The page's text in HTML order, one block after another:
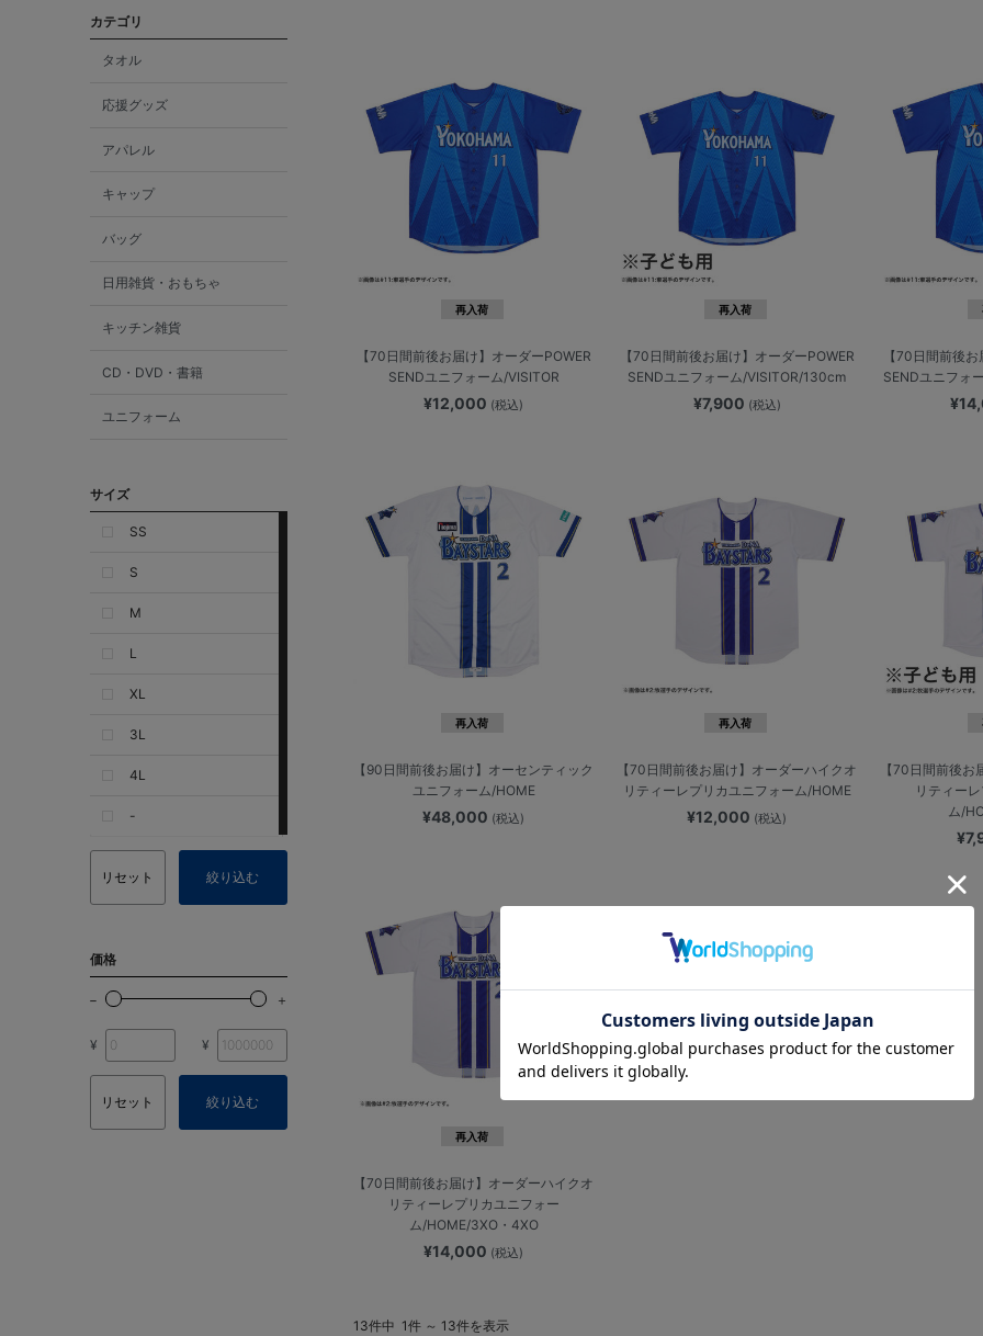
カテゴリ
タオル
応援グッズ
アパレル
キャップ
バッグ
日用雑貨・おもちゃ
キッチン雑貨
CD・DVD・書籍
ユニフォーム
サイズ
SS
S
M
L
XL
3L
4L
-
リセット 絞り込む
価格
¥ ¥
リセット 絞り込む
再入荷
【70日間前後お届け】オーダーPOWER
SENDユニフォーム/VISITOR
¥12,000 (税込)
再入荷
【70日間前後お届け】オーダーPOWER
SENDユニフォーム/VISITOR/130cm
¥7,900 (税込)
【70日間前後
SENDユニフォ
再入荷
【90日間前後お届け】オーセンティック
ユニフォーム/HOME
¥48,000 (税込)
再入荷
【70日間前後お届け】オーダーハイクオ
リティーレプリカユニフォーム/HOME
¥12,000 (税込)
【70日間前後
リティー
ム/
再入荷
【70日間前後お届け】オーダーハイクオ
リティーレプリカユニフォー
ム/HOME/3XO・4XO
¥14,000 (税込)
13件中 1件 ～ 13件を表示